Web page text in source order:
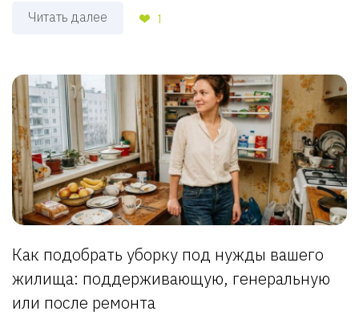
Читать далее 1
Как подобрать уборку под нужды вашего
жилища: поддерживающую, генеральную
или после ремонта